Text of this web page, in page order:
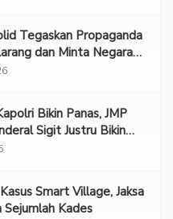
Tegaskan Propaganda
dan Minta Negara
Bikin Panas, JMP
Sigit Justru Bikin
Smart Village, Jaksa
Sejumlah Kades